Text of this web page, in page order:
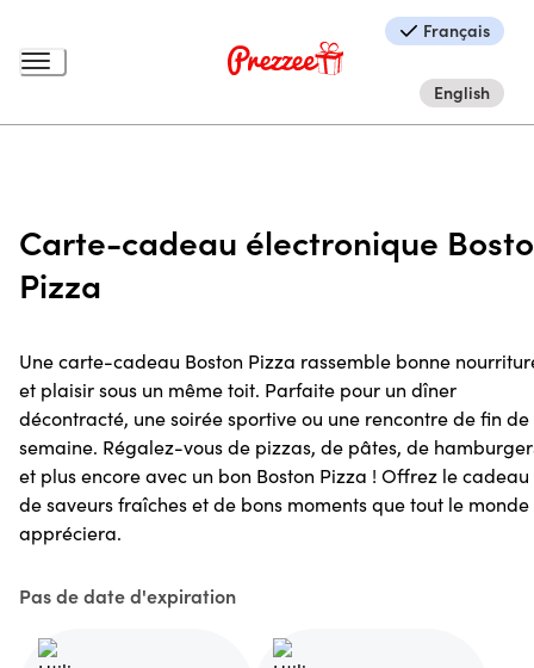
Français
English
Carte-cadeau électronique
Pizza
Une carte-cadeau Boston Pizza rassemble bonne
et plaisir sous un même toit. Parfaite pour un dîner
décontracté, une soirée sportive ou une rencontre de fin de
semaine. Régalez-vous de pizzas, de pâtes, de
et plus encore avec un bon Boston Pizza ! Offrez le cadeau
de saveurs fraîches et de bons moments que tout le monde
appréciera.
Pas de date d'expiration